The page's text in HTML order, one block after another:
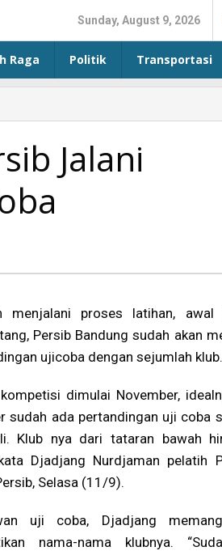
Sunday, August 9, 2026
Raga Politik Transportasi
Jalani
menjalani proses latihan, awal
Persib Bandung sudah akan
ujicoba dengan sejumlah klub.
kompetisi dimulai November,
sudah ada pertandingan uji coba
Klub nya dari tataran bawah
Djadjang Nurdjaman pelatih
Selasa (11/9).
uji coba, Djadjang
nama-nama klubnya.